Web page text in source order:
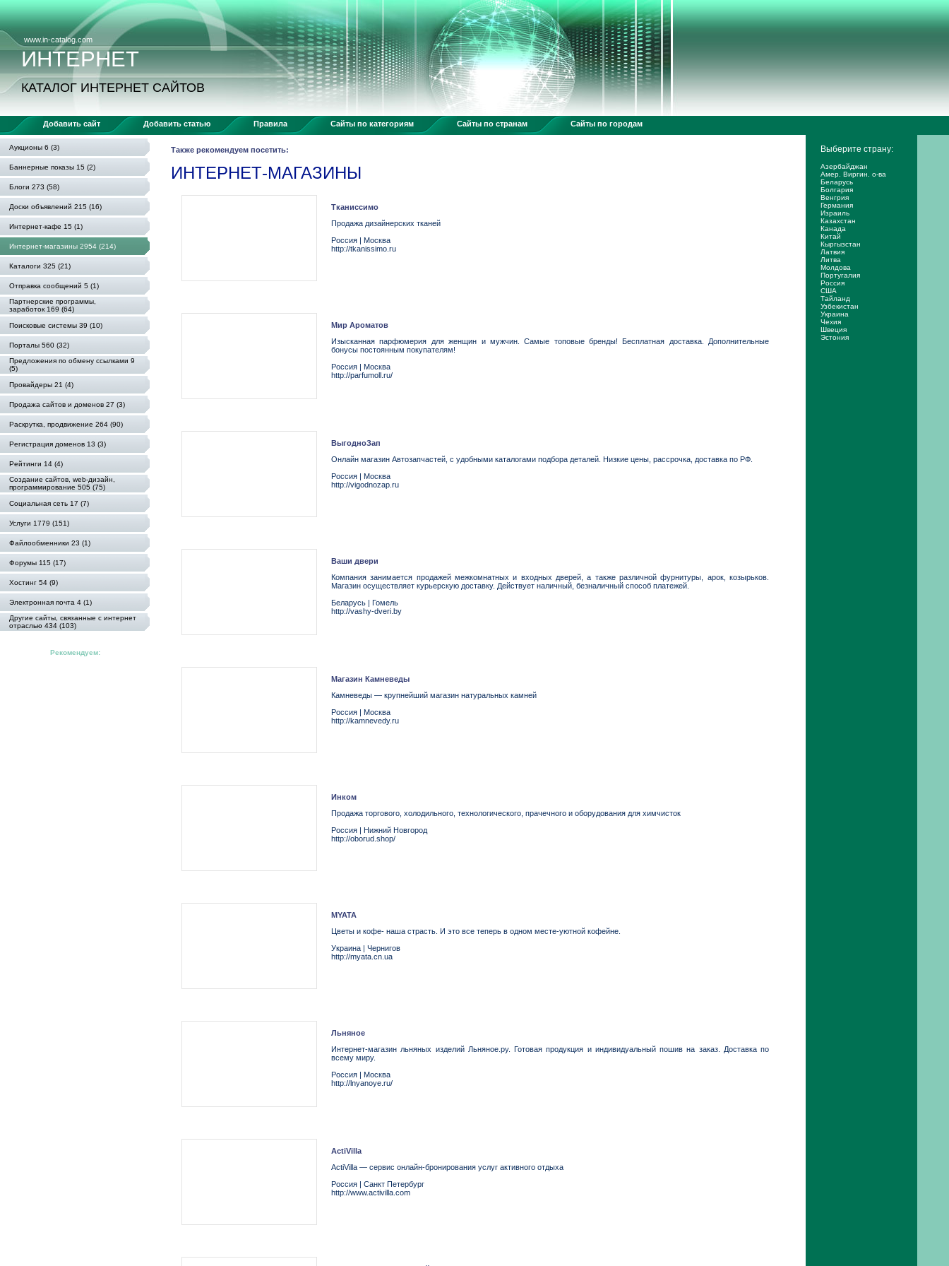
www.in-catalog.com
ИНТЕРНЕТ
КАТАЛОГ ИНТЕРНЕТ САЙТОВ
Добавить сайт Добавить статью Правила Сайты по категориям Сайты по странам Сайты по городам
Аукционы 6 (3)
Баннерные показы 15 (2)
Блоги 273 (58)
Доски объявлений 215 (16)
Интернет-кафе 15 (1)
Интернет-магазины 2954 (214)
Каталоги 325 (21)
Отправка сообщений 5 (1)
Партнерские программы,
заработок 169 (64)
Поисковые системы 39 (10)
Порталы 560 (32)
Предложения по обмену ссылками 9
(5)
Провайдеры 21 (4)
Продажа сайтов и доменов 27 (3)
Раскрутка, продвижение 264 (90)
Регистрация доменов 13 (3)
Рейтинги 14 (4)
Создание сайтов, web-дизайн,
программирование 505 (75)
Социальная сеть 17 (7)
Услуги 1779 (151)
Файлообменники 23 (1)
Форумы 115 (17)
Хостинг 54 (9)
Электронная почта 4 (1)
Другие сайты, связанные с интернет
отраслью 434 (103)
Рекомендуем:
Также рекомендуем посетить:
ИНТЕРНЕТ-МАГАЗИНЫ
Тканиссимо
Продажа дизайнерских тканей
Россия | Москва
http://tkanissimo.ru
Мир Ароматов
Изысканная парфюмерия для женщин и мужчин. Самые топовые бренды! Бесплатная доставка. Дополнительные
бонусы постоянным покупателям!
Россия | Москва
http://parfumoll.ru/
ВыгодноЗап
Онлайн магазин Автозапчастей, с удобными каталогами подбора деталей. Низкие цены, рассрочка, доставка по РФ.
Россия | Москва
http://vigodnozap.ru
Ваши двери
Компания занимается продажей межкомнатных и входных дверей, а также различной фурнитуры, арок, козырьков.
Магазин осуществляет курьерскую доставку. Действует наличный, безналичный способ платежей.
Беларусь | Гомель
http://vashy-dveri.by
Магазин Камневеды
Камневеды — крупнейший магазин натуральных камней
Россия | Москва
http://kamnevedy.ru
Инком
Продажа торгового, холодильного, технологического, прачечного и оборудования для химчисток
Россия | Нижний Новгород
http://oborud.shop/
MYATA
Цветы и кофе- наша страсть. И это все теперь в одном месте-уютной кофейне.
Украина | Чернигов
http://myata.cn.ua
Льняное
Интернет-магазин льняных изделий Льняное.ру. Готовая продукция и индивидуальный пошив на заказ. Доставка по
всему миру.
Россия | Москва
http://lnyanoye.ru/
ActiVilla
ActiVilla — сервис онлайн-бронирования услуг активного отдыха
Россия | Санкт Петербург
http://www.activilla.com
Выберите страну:
Азербайджан
Амер. Виргин. о-ва
Беларусь
Болгария
Венгрия
Германия
Израиль
Казахстан
Канада
Китай
Кыргызстан
Латвия
Литва
Молдова
Португалия
Россия
США
Тайланд
Узбекистан
Украина
Чехия
Швеция
Эстония